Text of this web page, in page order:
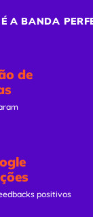
A BANDA
de
positivos